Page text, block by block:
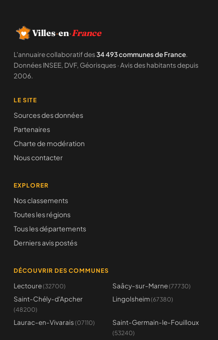
Villes·en·France
L'annuaire collaboratif des34 493 communes de France.
Données INSEE, DVF, Géorisques · Avis des habitants depuis
2006.
LE SITE
Sources des données
Partenaires
Charte de modération
Nous contacter
EXPLORER
Nos classements
Toutes les régions
Tous les départements
Derniers avis postés
DÉCOUVRIR DES COMMUNES
Lectoure(32700) Saâcy-sur-Marne(77730)
Saint-Chély-d'Apcher
(48200)
Lingolsheim(67380)
Laurac-en-Vivarais (07110) Saint-Germain-le-Fouilloux
(53240)